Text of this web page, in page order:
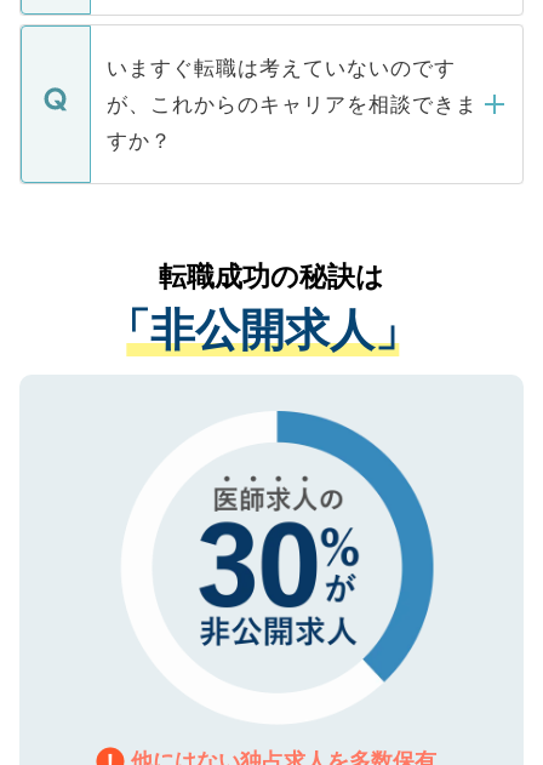
関を公にしてしまうと、応募が殺到する場
に、医療機関が求める条件に合った人材の
みを人材紹介会社に依頼するケースが増え
ています。
定を承諾する必要はありません。内定先へ
の辞退の連絡はキャリアパートナーが行い
個人情報が漏えいすることはありませんの
で、ご安心ください。当サイトからの登録
などで収集したご登録者様の個人情報は、
ご本人のキャリアアップおよび転職活動の
支援を目的に使用いたします。お預かりし
ているすべての個人データはご本人の許可
は、個人情報の取り扱いについての厳密な
管理基準を満たした事業者のみに付与され
る、プライバシーマークを取得済みです。
で、機密保持に関してもご安心ください。
いますぐ転職は考えていないのです
が、これからのキャリアを相談できま
すか？
かがいして、現在の医療機関の状況や紹介
経験をまじえながら、適切なアドバイスを
させていただきます。すぐにご転職をされ
ない方には、長期的なサポートが可能です
ので、まずはご登録ください。
転職成功の秘訣は
「非公開求人」